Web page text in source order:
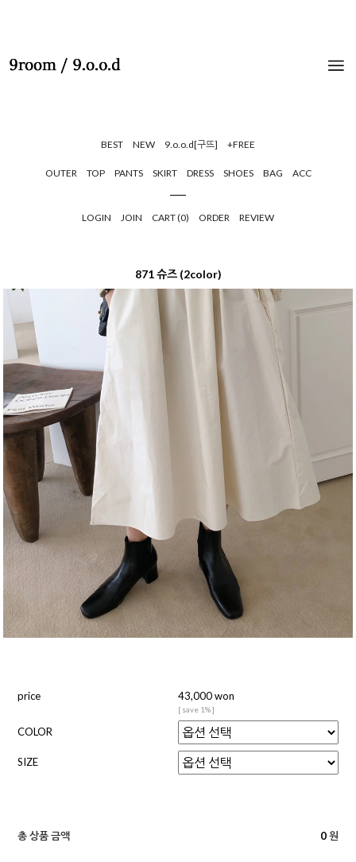
BEST NEW 9.o.o.d[구뜨] +FREE
OUTER TOP PANTS SKIRT DRESS SHOES BAG ACC
LOGIN JOIN CART (0) ORDER REVIEW
871 슈즈 (2color)
price 43,000 won
[ save 1% ]
COLOR
SIZE
총 상품 금액 0 원